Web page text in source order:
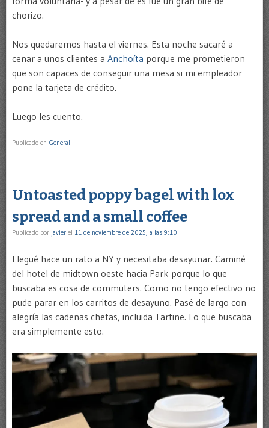
chorizo.
Nos quedaremos hasta el viernes. Esta noche sacaré a
cenar a unos clientes a Anchoíta porque me prometieron
que son capaces de conseguir una mesa si mi empleador
pone la tarjeta de crédito.
Luego les cuento.
Publicado en General
Untoasted poppy bagel with lox
spread and a small coffee
Publicado por javier el 11 de noviembre de 2025, a las 9:10
Llegué hace un rato a NY y necesitaba desayunar. Caminé
del hotel de midtown oeste hacia Park porque lo que
buscaba es cosa de commuters. Como no tengo efectivo no
pude parar en los carritos de desayuno. Pasé de largo con
alegría las cadenas chetas, incluida Tartine. Lo que buscaba
era simplemente esto.